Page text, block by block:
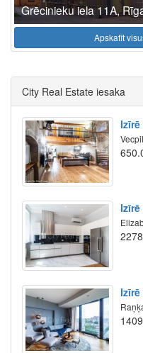
Grēcinieku iela 11A,
Apskatīt
City Real Estate iesaka